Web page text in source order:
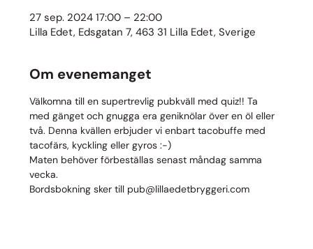
27 sep. 2024 17:00 – 22:00
Lilla Edet, Edsgatan 7, 463 31 Lilla Edet, Sverige
Om evenemanget
Välkomna till en supertrevlig pubkväll med quiz!! Ta
med gänget och gnugga era geniknölar över en öl eller
två. Denna kvällen erbjuder vi enbart tacobuffe med
tacofärs, kyckling eller gyros :-)
Maten behöver förbeställas senast måndag samma
vecka.
Bordsbokning sker till pub@lillaedetbryggeri.com